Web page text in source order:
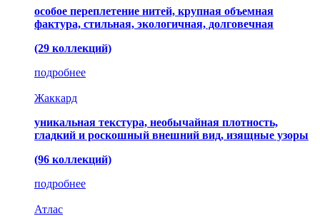
особое переплетение нитей, крупная объемная
фактура, стильная, экологичная, долговечная
(29 коллекций)
подробнее
Жаккард
уникальная текстура, необычайная плотность,
гладкий и роскошный внешний вид, изящные узоры
(96 коллекций)
подробнее
Атлас